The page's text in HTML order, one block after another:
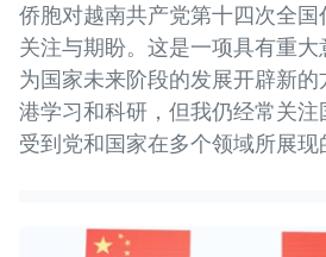
侨胞对越南共产党第十四次全
关注与期盼。这是一项具有重
为国家未来阶段的发展开辟新
港学习和科研，但我仍经常关
受到党和国家在多个领域所展现